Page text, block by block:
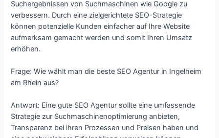
Suchergebnissen von Suchmaschinen wie Google zu
verbessern. Durch eine zielgerichtete SEO-Strategie
können potenzielle Kunden einfacher auf Ihre Website
aufmerksam gemacht werden und somit Ihren Umsatz
erhöhen.
Frage: Wie wählt man die beste SEO Agentur in Ingelheim
am Rhein aus?
Antwort: Eine gute SEO Agentur sollte eine umfassende
Strategie zur Suchmaschinenoptimierung anbieten,
Transparenz bei ihren Prozessen und Preisen haben und